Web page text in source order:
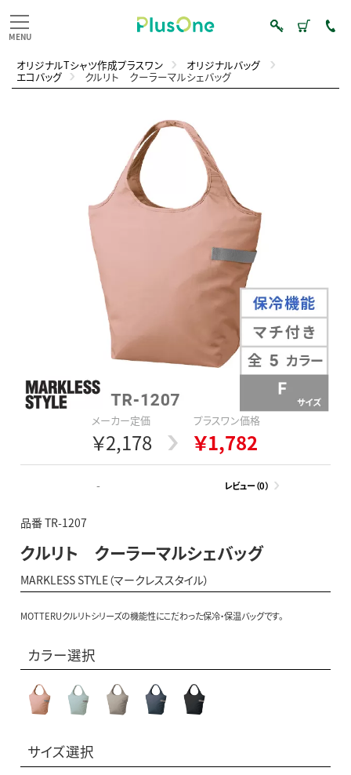
オリジナルTシャツ作成プラスワン オリジナルバッグ
エコバッグ クルリト クーラーマルシェバッグ
メーカー定価
￥2,178
プラスワン価格
￥1,782
- レビュー（0）
品番 TR-1207
クルリト クーラーマルシェバッグ
MARKLESS STYLE（マークレススタイル）
MOTTERUクルリトシリーズの機能性にこだわった保冷・保温バッグです。
カラー選択
サイズ選択